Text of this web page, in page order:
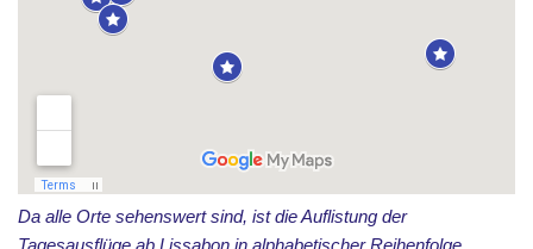
Da alle Orte sehenswert sind, ist die Auflistung der
Tagesausflüge ab Lissabon in alphabetischer Reihenfolge